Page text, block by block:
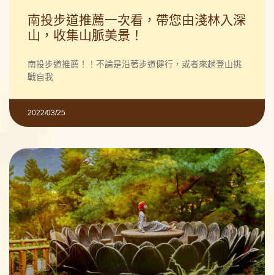
南投步道推薦一次看，帶您由淺林入深
山，收集山脈美景！
南投步道推薦！！不論是沿著步道健行，或者來趟登山挑
戰自我
2022/03/25